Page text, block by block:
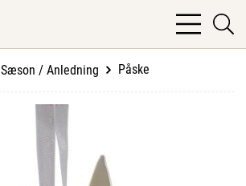
bars
light
Sæson / Anledning Påske